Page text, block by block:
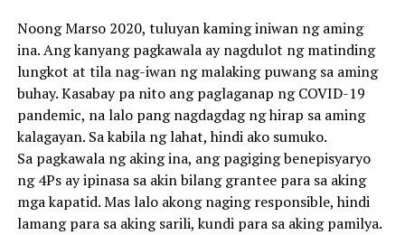
Noong Marso 2020, tuluyan kaming iniwan ng aming
ina. Ang kanyang pagkawala ay nagdulot ng matinding
lungkot at tila nag-iwan ng malaking puwang sa aming
buhay. Kasabay pa nito ang paglaganap ng COVID-19
pandemic, na lalo pang nagdagdag ng hirap sa aming
kalagayan. Sa kabila ng lahat, hindi ako sumuko.
Sa pagkawala ng aking ina, ang pagiging benepisyaryo
ng 4Ps ay ipinasa sa akin bilang grantee para sa aking
mga kapatid. Mas lalo akong naging responsible, hindi
lamang para sa aking sarili, kundi para sa aking pamilya.